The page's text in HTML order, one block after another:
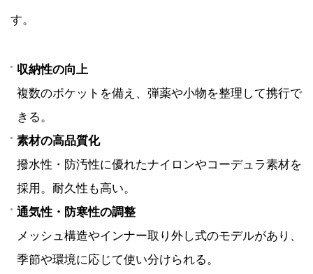
す。
収納性の向上
複数のポケットを備え、弾薬や小物を整理して携行で
きる。
素材の高品質化
撥水性・防汚性に優れたナイロンやコーデュラ素材を
採用。耐久性も高い。
通気性・防寒性の調整
メッシュ構造やインナー取り外し式のモデルがあり、
季節や環境に応じて使い分けられる。